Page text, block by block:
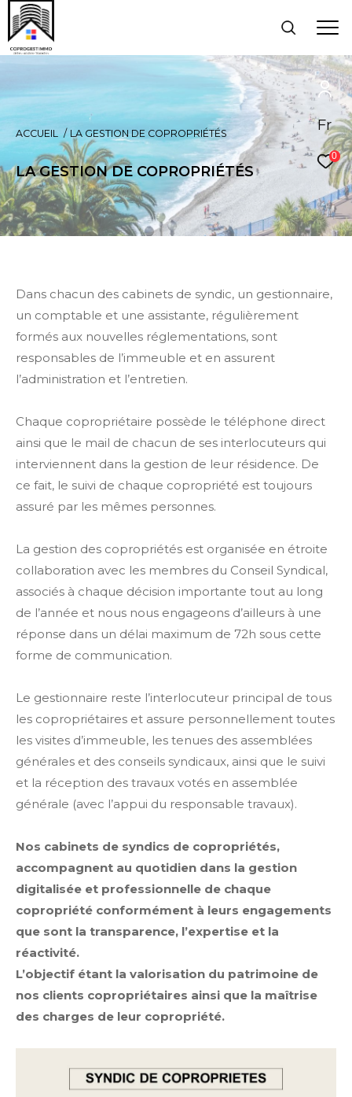
Fr
0
ACCUEIL LA GESTION DE COPROPRIÉTÉS
LA GESTION DE COPROPRIÉTÉS
Dans chacun des cabinets de syndic, un gestionnaire,
un comptable et une assistante, régulièrement
formés aux nouvelles réglementations, sont
responsables de l’immeuble et en assurent
l’administration et l’entretien.
Chaque copropriétaire possède le téléphone direct
ainsi que le mail de chacun de ses interlocuteurs qui
interviennent dans la gestion de leur résidence. De
ce fait, le suivi de chaque copropriété est toujours
assuré par les mêmes personnes.
La gestion des copropriétés est organisée en étroite
collaboration avec les membres du Conseil Syndical,
associés à chaque décision importante tout au long
de l’année et nous nous engageons d’ailleurs à une
réponse dans un délai maximum de 72h sous cette
forme de communication.
Le gestionnaire reste l’interlocuteur principal de tous
les copropriétaires et assure personnellement toutes
les visites d’immeuble, les tenues des assemblées
générales et des conseils syndicaux, ainsi que le suivi
et la réception des travaux votés en assemblée
générale (avec l’appui du responsable travaux).
Nos cabinets de syndics de copropriétés,
accompagnent au quotidien dans la gestion
digitalisée et professionnelle de chaque
copropriété conformément à leurs engagements
que sont la transparence, l’expertise et la
réactivité.
L’objectif étant la valorisation du patrimoine de
nos clients copropriétaires ainsi que la maîtrise
des charges de leur copropriété.